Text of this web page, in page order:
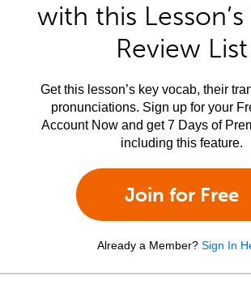
with this
Review List
Get this lesson’s key vocab, their
pronunciations. Sign up for your
Account Now and get 7 Days of
including this feature.
Join for Free
Already a Member? Sign In